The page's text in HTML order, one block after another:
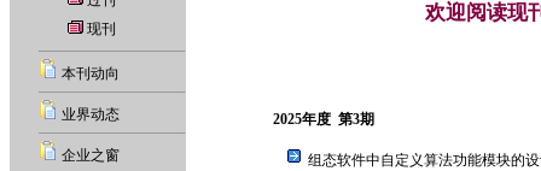
现刊
本刊动向
业界动态
企业之窗
欢迎阅读现
2025年度 第3期
组态软件中自定义算法功能模块的